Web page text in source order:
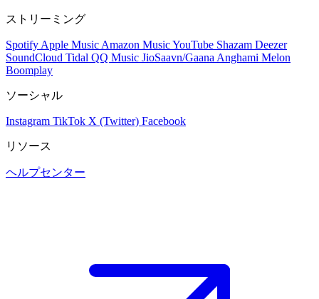
ストリーミング
Spotify Apple Music Amazon MusicYouTube Shazam Deezer
SoundCloud Tidal QQ Music JioSaavn/Gaana Anghami Melon
Boomplay
ソーシャル
Instagram TikTok X (Twitter) Facebook
リソース
ヘルプセンター